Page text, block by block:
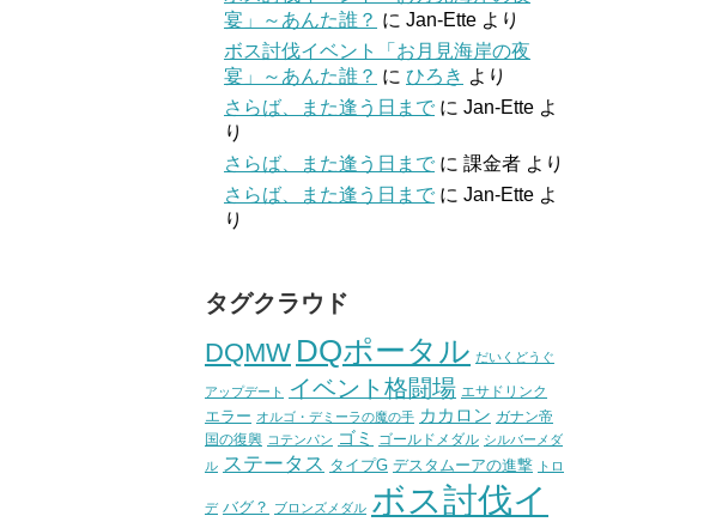
宴」～あんた誰？ に Jan-Ette より
ボス討伐イベント「お月見海岸の夜
宴」～あんた誰？ に ひろき より
さらば、また逢う日まで に Jan-Ette よ
り
さらば、また逢う日まで に 課金者 より
さらば、また逢う日まで に Jan-Ette よ
り
タグクラウド
DQMW DQポータル だいくどうぐ
アップデート イベント格闘場 エサドリンク
エラー オルゴ・デミーラの魔の手 カカロン ガナン帝
国の復興 コテンパン ゴミ ゴールドメダル シルバーメダ
ル ステータス タイプG デスタムーアの進撃 トロ
デ バグ？ ブロンズメダル ボス討伐イ